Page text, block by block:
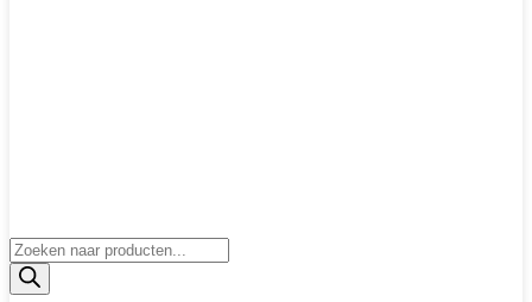
Producten
zoeken